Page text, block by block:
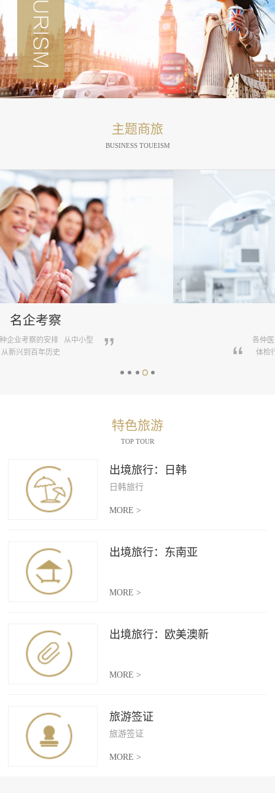
主题商旅
BUSINESS TOUEISM
各仲医院、体检医疗机构 养生行程
特色旅游
TOP TOUR
出境旅行：日韩
日韩旅行
MORE >
出境旅行：东南亚
MORE >
出境旅行：欧美澳新
MORE >
旅游签证
旅游签证
MORE >